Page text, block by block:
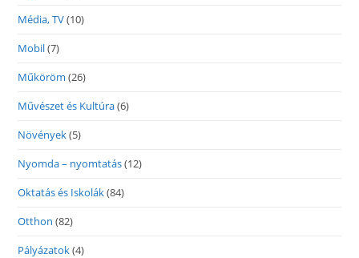
Média, TV(10)
Mobil(7)
Műköröm (26)
Művészet és Kultúra(6)
Növények(5)
Nyomda – nyomtatás(12)
Oktatás és Iskolák(84)
Otthon (82)
Pályázatok(4)